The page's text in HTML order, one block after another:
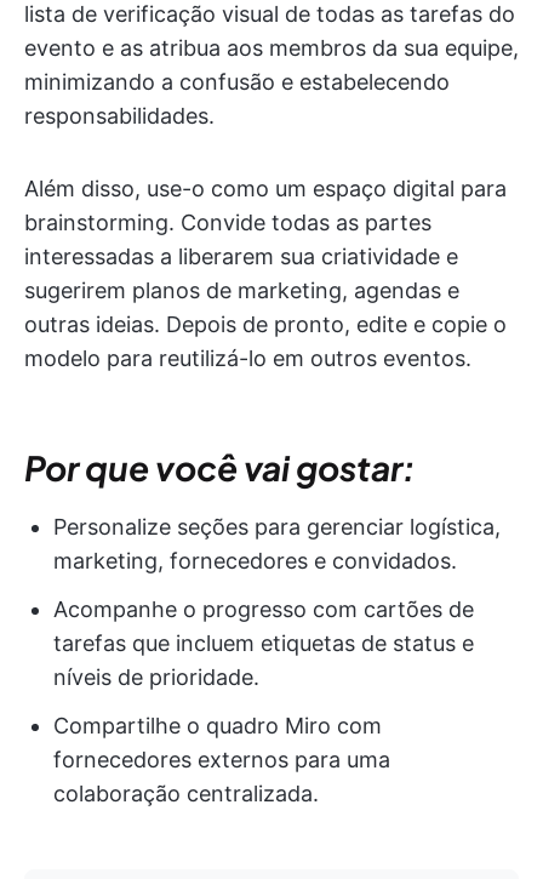
lista de verificação visual de todas as tarefas do
evento e as atribua aos membros da sua equipe,
minimizando a confusão e estabelecendo
responsabilidades.
Além disso, use-o como um espaço digital para
brainstorming. Convide todas as partes
interessadas a liberarem sua criatividade e
sugerirem planos de marketing, agendas e
outras ideias. Depois de pronto, edite e copie o
modelo para reutilizá-lo em outros eventos.
Por que você vai gostar:
Personalize seções para gerenciar logística,
marketing, fornecedores e convidados.
Acompanhe o progresso com cartões de
tarefas que incluem etiquetas de status e
níveis de prioridade.
Compartilhe o quadro Miro com
fornecedores externos para uma
colaboração centralizada.